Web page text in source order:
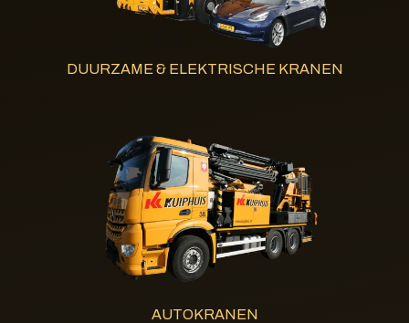
DUURZAME & ELEKTRISCHE KRANEN
AUTOKRANEN